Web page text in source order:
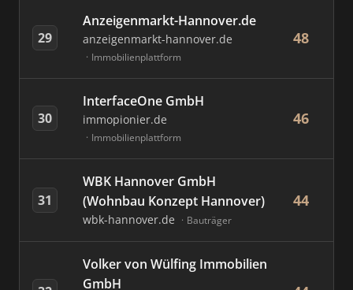
29
Anzeigenmarkt-Hannover.de
anzeigenmarkt-hannover.de
Immobilienplattform
48
30
InterfaceOne GmbH
immopionier.de
Immobilienplattform
46
31
WBK Hannover GmbH
(Wohnbau Konzept Hannover)
wbk-hannover.de Bauträger
44
Volker von Wülfing Immobilien
GmbH